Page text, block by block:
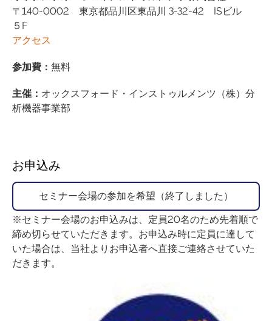
〒140-0002 東京都品川区東品川 3-32-42 ISビル
５F
アクセス
参加費 ： 無料
主催 ： オックスフォード・インストゥルメンツ（株）分
析機器事業部
お申込み
セミナー会場の参加を希望（終了しました）
※セミナー会場のお申込みは、定員20名のため先着順で
締め切らせていただきます。お申込み時に定員に達して
いた場合は、当社よりお申込者へ直接ご連絡させていた
だきます。